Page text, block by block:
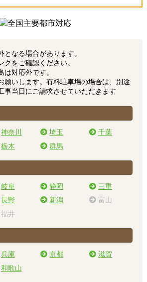
となる場合があります。
クをご確認ください。
は対応外です。
願いします。有料駐車場の場合は、別途
事当日にご請求させていただきます
神奈川 埼玉
千葉
栃木 群馬
岐阜 静岡
三重
長野 新潟
富山
福井
兵庫 京都
滋賀
和歌山